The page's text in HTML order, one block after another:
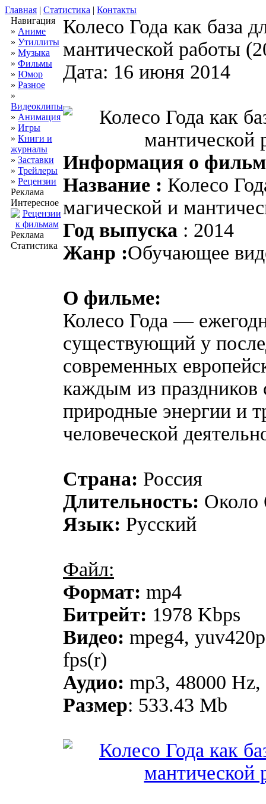
Главная | Статистика | Контакты
Навигация
» Аниме
» Утиллиты
» Музыка
» Фильмы
» Юмор
» Разное
»
Видеоклипы
» Анимация
» Игры
» Книги и
журналы
» Заставки
» Трейлеры
» Рецензии
Реклама
Интересное
Реклама
Статистика
Колесо Года как база
мантической работы
Дата: 16 июня 2014
Информация о
Название : Колесо
магической и
Год выпуска : 2014
Жанр :Обучающее
О фильме:
Колесо Года —
существующий у
современных
каждым из праздников
природные энергии и
человеческой
Страна: Россия
Длительность: Около
Язык: Русский
Файл:
Формат: mp4
Битрейт: 1978 Kbps
Видео: mpeg4,
fps(r)
Аудио: mp3, 48000 Hz,
Размер: 533.43 Mb